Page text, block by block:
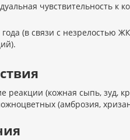
чувствительность к
(в связи с незрелостью
реакции (кожная сыпь, зуд,
(амброзия,